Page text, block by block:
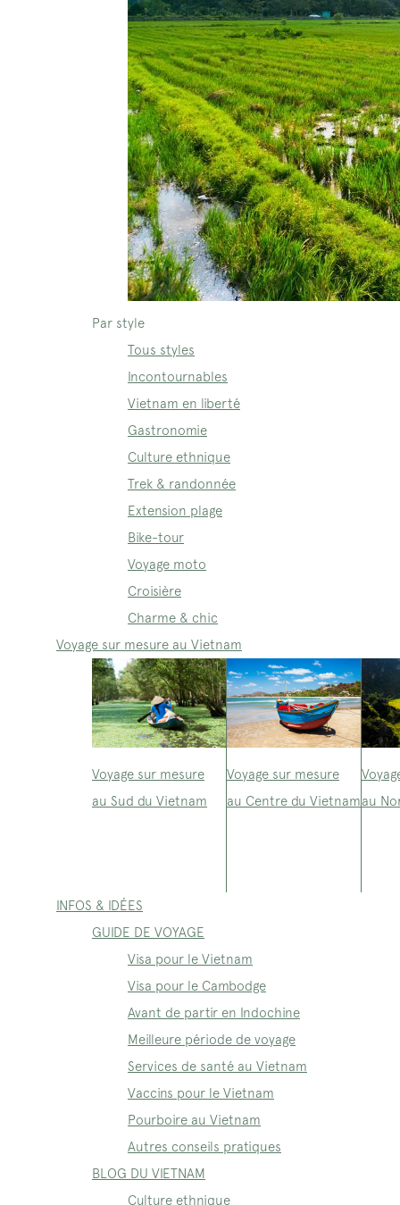
Par style
Tous styles
Incontournables
Vietnam en liberté
Gastronomie
Culture ethnique
Trek & randonnée
Extension plage
Bike-tour
Voyage moto
Croisière
Charme & chic
Voyage sur mesure au Vietnam
Voyage sur mesure
au Sud du Vietnam
Voyage sur mesure
au Centre du Vietnamau
INFOS & IDÉES
GUIDE DE VOYAGE
Visa pour le Vietnam
Visa pour le Cambodge
Avant de partir en Indochine
Meilleure période de voyage
Services de santé au Vietnam
Vaccins pour le Vietnam
Pourboire au Vietnam
Autres conseils pratiques
BLOG DU VIETNAM
Culture ethnique